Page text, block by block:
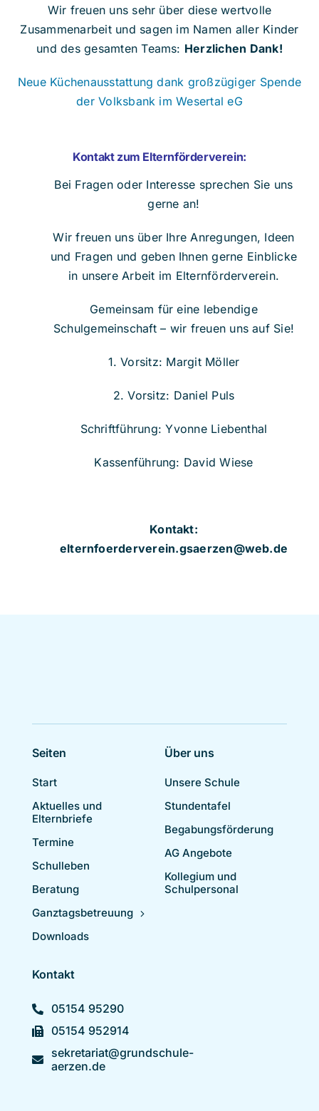
Wir freuen uns sehr über diese wertvolle
Zusammenarbeit und sagen im Namen aller Kinder
und des gesamten Teams: Herzlichen Dank!
Neue Küchenausstattung dank großzügiger Spende
der Volksbank im Wesertal eG
Kontakt zum Elternförderverein:
Bei Fragen oder Interesse sprechen Sie uns
gerne an!
Wir freuen uns über Ihre Anregungen, Ideen
und Fragen und geben Ihnen gerne Einblicke
in unsere Arbeit im Elternförderverein.
Gemeinsam für eine lebendige
Schulgemeinschaft – wir freuen uns auf Sie!
1. Vorsitz: Margit Möller
2. Vorsitz: Daniel Puls
Schriftführung: Yvonne Liebenthal
Kassenführung: David Wiese
Kontakt:
elternfoerderverein.gsaerzen@web.de
Seiten
Start
Aktuelles und
Elternbriefe
Termine
Schulleben
Beratung
Ganztagsbetreuung
Downloads
Über uns
Unsere Schule
Stundentafel
Begabungsförderung
AG Angebote
Kollegium und
Schulpersonal
Kontakt
05154 95290
05154 952914
sekretariat@grundschule-
aerzen.de